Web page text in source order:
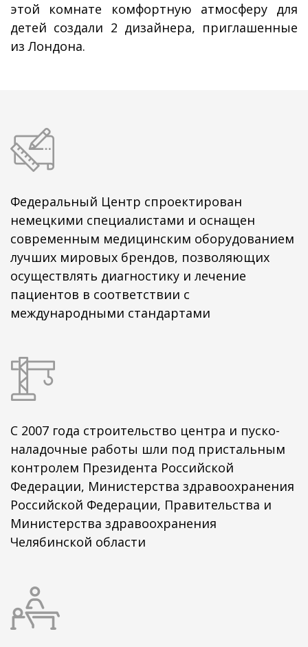
этой комнате комфортную атмосферу для
детей создали 2 дизайнера, приглашенные
из Лондона.
Федеральный Центр спроектирован
немецкими специалистами и оснащен
современным медицинским оборудованием
лучших мировых брендов, позволяющих
осуществлять диагностику и лечение
пациентов в соответствии с
международными стандартами
С 2007 года строительство центра и пуско-
наладочные работы шли под пристальным
контролем Президента Российской
Федерации, Министерства здравоохранения
Российской Федерации, Правительства и
Министерства здравоохранения
Челябинской области